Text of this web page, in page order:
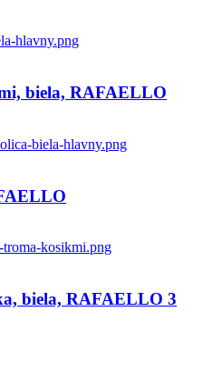
biela, RAFAELLO
biela, RAFAELLO 3